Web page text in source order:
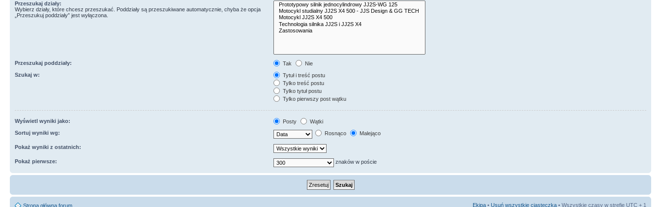
Przeszukaj działy:
Wybierz działy, które chcesz przeszukać. Poddziały są przeszukiwane automatycznie, chyba że opcja
„Przeszukuj poddziały” jest wyłączona.
Przeszukaj poddziały: Tak
Nie
Szukaj w:
Tytuł i treść postu
Tylko treść postu
Tylko tytuł postu
Tylko pierwszy post wątku
Wyświetl wyniki jako: Posty
Wątki
Sortuj wyniki wg:
Rosnąco Malejąco
Pokaż wyniki z ostatnich:
Pokaż pierwsze: znaków w poście
Strona główna forum Ekipa • Usuń wszystkie ciasteczka • Wszystkie czasy w strefie UTC + 1